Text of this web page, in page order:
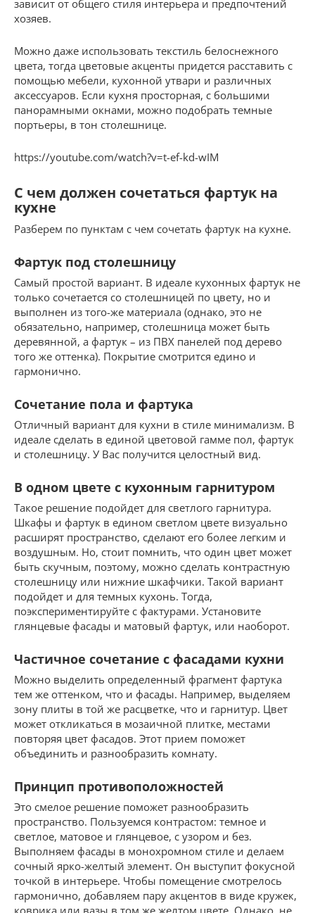
зависит от общего стиля интерьера и предпочтений
хозяев.
Можно даже использовать текстиль белоснежного
цвета, тогда цветовые акценты придется расставить с
помощью мебели, кухонной утвари и различных
аксессуаров. Если кухня просторная, с большими
панорамными окнами, можно подобрать темные
портьеры, в тон столешнице.
https://youtube.com/watch?v=t-ef-kd-wIM
С чем должен сочетаться фартук на
кухне
Разберем по пунктам с чем сочетать фартук на кухне.
Фартук под столешницу
Самый простой вариант. В идеале кухонных фартук не
только сочетается со столешницей по цвету, но и
выполнен из того-же материала (однако, это не
обязательно, например, столешница может быть
деревянной, а фартук – из ПВХ панелей под дерево
того же оттенка). Покрытие смотрится едино и
гармонично.
Сочетание пола и фартука
Отличный вариант для кухни в стиле минимализм. В
идеале сделать в единой цветовой гамме пол, фартук
и столешницу. У Вас получится целостный вид.
В одном цвете с кухонным гарнитуром
Такое решение подойдет для светлого гарнитура.
Шкафы и фартук в едином светлом цвете визуально
расширят пространство, сделают его более легким и
воздушным. Но, стоит помнить, что один цвет может
быть скучным, поэтому, можно сделать контрастную
столешницу или нижние шкафчики. Такой вариант
подойдет и для темных кухонь. Тогда,
поэкспериментируйте с фактурами. Установите
глянцевые фасады и матовый фартук, или наоборот.
Частичное сочетание с фасадами кухни
Можно выделить определенный фрагмент фартука
тем же оттенком, что и фасады. Например, выделяем
зону плиты в той же расцветке, что и гарнитур. Цвет
может откликаться в мозаичной плитке, местами
повторяя цвет фасадов. Этот прием поможет
объединить и разнообразить комнату.
Принцип противоположностей
Это смелое решение поможет разнообразить
пространство. Пользуемся контрастом: темное и
светлое, матовое и глянцевое, с узором и без.
Выполняем фасады в монохромном стиле и делаем
сочный ярко-желтый элемент. Он выступит фокусной
точкой в интерьере. Чтобы помещение смотрелось
гармонично, добавляем пару акцентов в виде кружек,
коврика или вазы в том же желтом цвете. Однако, не